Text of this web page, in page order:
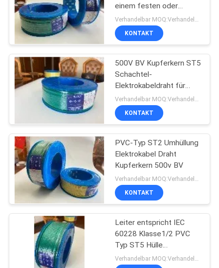
NEWS
SITEMAP
DATENSCHUTZRICHTLINIE
niedriger Rauch null
Halogenkabel
140
Feuerbeständige
Kabel
108
90
einem festen oder
gestreiften Kupferkern Verhandelbar MOQ:Verhandelbar
KONTAKT
500V BV Kupferkern ST5
Schachtel-
Elektrokabeldraht für
verschiedene
Umgebungen
KONTAKT
PVC-Typ ST2 Umhüllung
Elektrokabel Draht
Kupferkern 500v BV
KONTAKT
Leiter entspricht IEC
60228 Klasse1/2 PVC
Typ ST5 Hülle
elektrisches Kabeldraht